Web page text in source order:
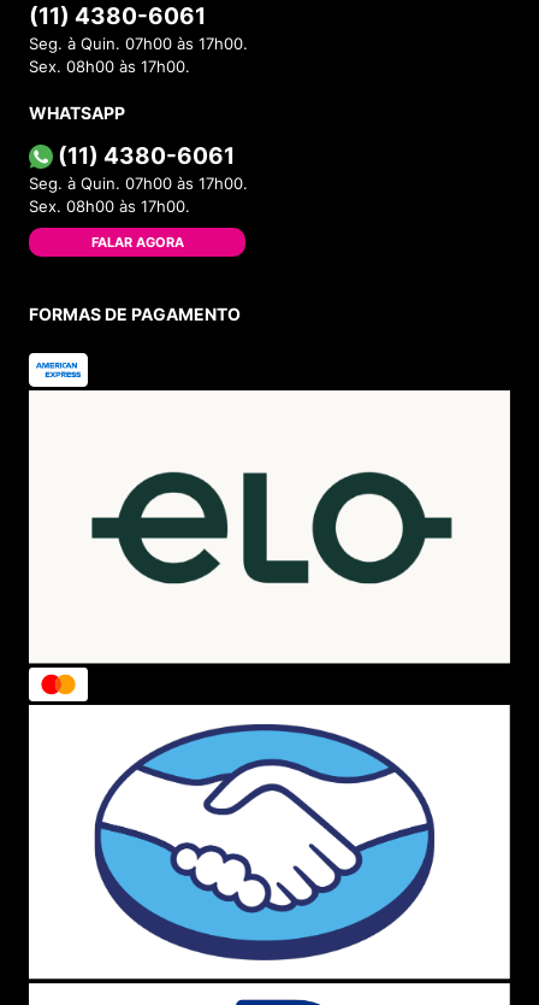
(11) 4380-6061
Seg. à Quin. 07h00 às 17h00.
Sex. 08h00 às 17h00.
WHATSAPP
(11) 4380-6061
Seg. à Quin. 07h00 às 17h00.
Sex. 08h00 às 17h00.
FALAR AGORA
FORMAS DE PAGAMENTO